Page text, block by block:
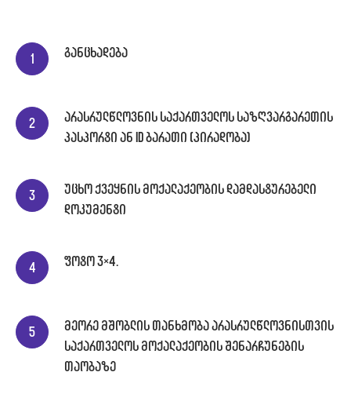
განცხადება
არასრულწლოვნის საქართველოს საზღვარგარეთის
პასპორტი ან ID ბარათი (პირადობა)
უცხო ქვეყნის მოქალაქეობის დამდასტურებელი
დოკუმენტი
ფოტო 3×4.
მეორე მშობლის თანხმობა არასრულწლოვნისთვის
საქართველოს მოქალაქეობის შენარჩუნების
თაობაზე